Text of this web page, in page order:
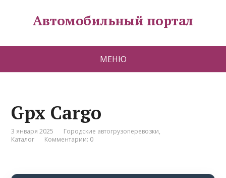
Автомобильный портал
МЕНЮ
Gpx Cargo
3 января 2025 Городские автогрузоперевозки,
Каталог
Комментарии: 0